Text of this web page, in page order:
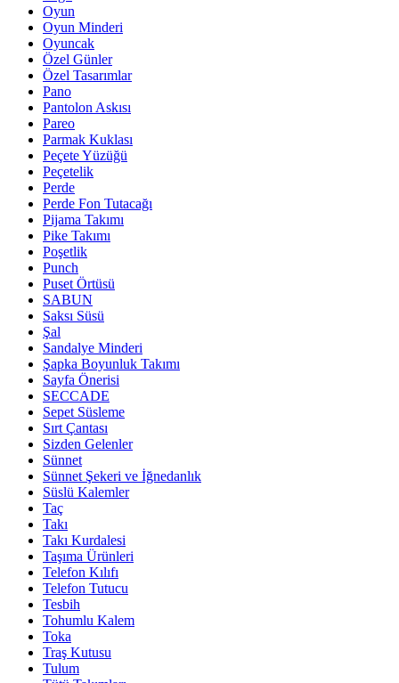
Oyun
Oyun Minderi
Oyuncak
Özel Günler
Özel Tasarımlar
Pano
Pantolon Askısı
Pareo
Parmak Kuklası
Peçete Yüzüğü
Peçetelik
Perde
Perde Fon Tutacağı
Pijama Takımı
Pike Takımı
Poşetlik
Punch
Puset Örtüsü
SABUN
Saksı Süsü
Şal
Sandalye Minderi
Şapka Boyunluk Takımı
Sayfa Önerisi
SECCADE
Sepet Süsleme
Sırt Çantası
Sizden Gelenler
Sünnet
Sünnet Şekeri ve İğnedanlık
Süslü Kalemler
Taç
Takı
Takı Kurdalesi
Taşıma Ürünleri
Telefon Kılıfı
Telefon Tutucu
Tesbih
Tohumlu Kalem
Toka
Traş Kutusu
Tulum